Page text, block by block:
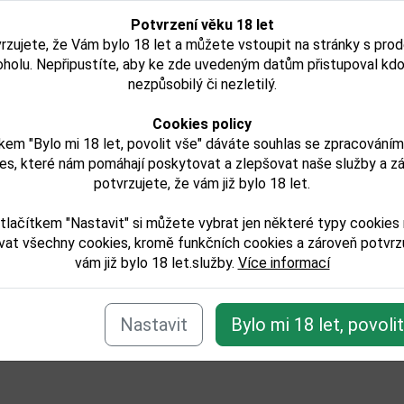
Potvrzení věku 18 let
že Vám bylo 18 let a můžete vstoupit na stránky s
Nepřipustíte, aby ke zde uvedeným datům přistupoval
nezpůsobilý či nezletilý.
Cookies policy
"Bylo mi 18 let, povolit vše" dáváte souhlas se
které nám pomáhají poskytovat a zlepšovat naše služby a
potvrzujete, že vám již bylo 18 let.
"Nastavit" si můžete vybrat jen některé typy cookies
všechny cookies, kromě funkčních cookies a zároveň
vám již bylo 18 let.služby. Více informací
Nastavit Bylo mi 18 let,
278,00 Kč
Není skladem
207,00 Kč
Skladem
zařazeno v těchto kategoriích:
vodka
Zpět